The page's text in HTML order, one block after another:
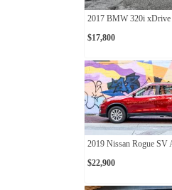
2017 BMW 320i xDrive
$17,800
2019 Nissan Rogue SV
$22,900